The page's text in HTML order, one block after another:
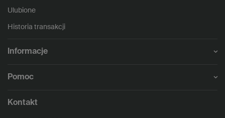
Ulubione
Historia transakcji
Informacje
Pomoc
Kontakt